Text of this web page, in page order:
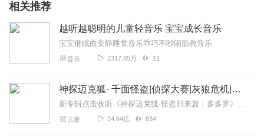
混喜灰的鱼航员
宝宝特别爱听'一听就动
1379110jzzn
很好听，每天都要听一听
相关推荐
越听越聪明的儿童轻音乐 宝宝成长音乐
宝宝催眠曲安静睡觉音乐乖巧不吵闹胎教音乐
音乐 2317.85万 11
神探迈克狐· 千面怪盗|侦探大赛|灰狼危机|多多罗
新专辑点击收听《神探迈克狐·怪盗归来篇｜多多罗》！！！>>>点击进入主播橱窗购买《神探迈克狐》系列图书吧!<<<多多罗故事【点击前往】收听多多罗其他好玩有趣的故...
儿童 24.64亿 834